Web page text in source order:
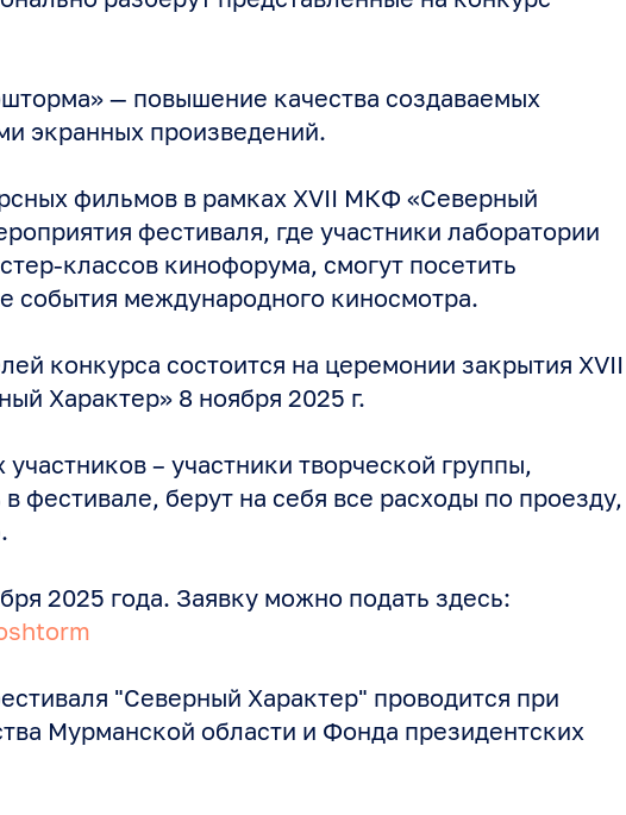
— повышение качества создаваемых
экранных произведений.
фильмов в рамках XVII МКФ «Северный
фестиваля, где участники лаборатории
классов кинофорума, смогут посетить
события международного киносмотра.
конкурса состоится на церемонии закрытия XVII
Характер» 8 ноября 2025 г.
– участники творческой группы,
фестивале, берут на себя все расходы по проезду,
2025 года. Заявку можно подать здесь:
"Северный Характер" проводится при
Мурманской области и Фонда президентских